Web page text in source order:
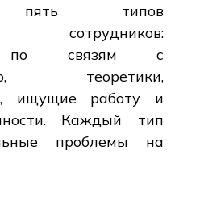
пять типов
сотрудников:
по связям с
теоретики,
ищущие работу и
Каждый тип
проблемы на